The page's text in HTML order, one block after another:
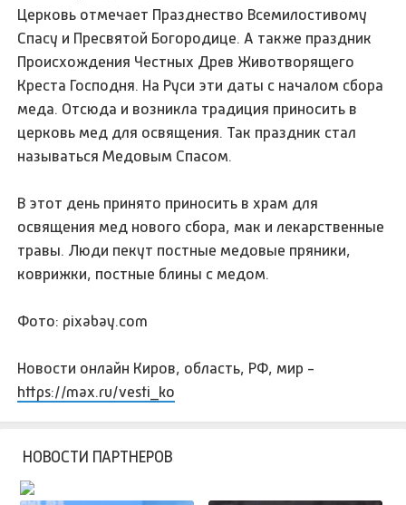
Церковь отмечает Празднество Всемилостивому
Спасу и Пресвятой Богородице. А также праздник
Происхождения Честных Древ Животворящего
Креста Господня. На Руси эти даты с началом сбора
меда. Отсюда и возникла традиция приносить в
церковь мед для освящения. Так праздник стал
называться Медовым Спасом.
В этот день принято приносить в храм для
освящения мед нового сбора, мак и лекарственные
травы. Люди пекут постные медовые пряники,
коврижки, постные блины с медом.
Фото: pixabay.com
Новости онлайн Киров, область, РФ, мир -
https://max.ru/vesti_ko
НОВОСТИ ПАРТНЕРОВ